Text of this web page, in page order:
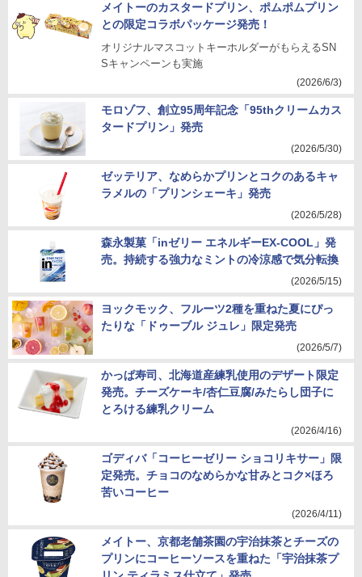
メイトーのカスタードプリン、ポムポムプリン
との限定コラボパッケージ発売！
オリジナルマスコットキーホルダーがもらえるSN
Sキャンペーンも実施
(2026/6/3)
モロゾフ、創立95周年記念「95thクリームカス
タードプリン」発売
(2026/5/30)
ゼッテリア、なめらかプリンとコクのあるキャ
ラメルの「プリンシェーキ」発売
(2026/5/28)
森永製菓「inゼリー エネルギーEX-COOL」発
売。持続する強力なミントの冷涼感で気分転換
(2026/5/15)
ヨックモック、フルーツ2種を重ねた夏にぴっ
たりな「ドゥーブル ジュレ」限定発売
(2026/5/7)
かっぱ寿司、北海道産練乳使用のデザート限定
発売。チーズケーキ/杏仁豆腐/みたらし団子に
とろける練乳クリーム
(2026/4/16)
ゴディバ「コーヒーゼリー ショコリキサー」限
定発売。チョコのなめらかな甘みとコク×ほろ
苦いコーヒー
(2026/4/11)
メイトー、京都老舗茶園の宇治抹茶とチーズの
プリンにコーヒーソースを重ねた「宇治抹茶プ